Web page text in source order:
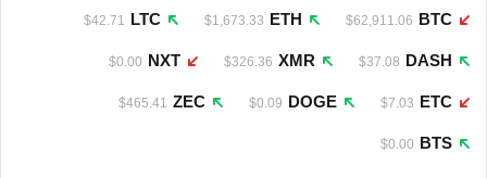
BTC
$62,911.06
ETH
$1,673.33
LTC
$42.71
DASH
$37.08
XMR
$326.36
NXT
$0.00
ETC
$7.03
DOGE
$0.09
ZEC
$465.41
BTS
$0.00